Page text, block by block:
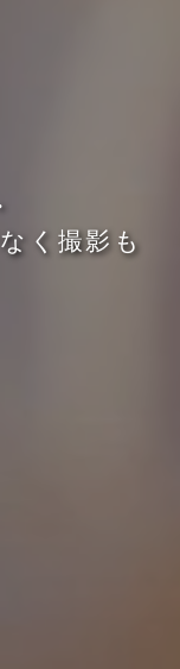
な く撮影 も